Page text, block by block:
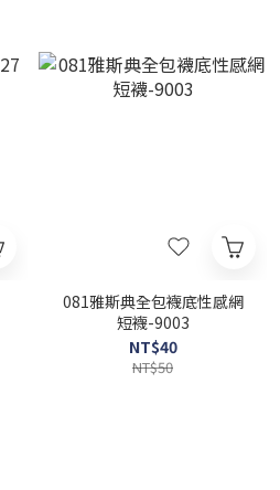
081雅斯典全包襪底性感網
短襪-9003
NT$40
NT$50